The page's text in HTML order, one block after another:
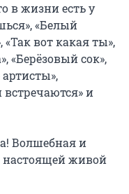
в жизни есть у
«Белый
вот какая ты»,
«Берёзовый сок»,
и
Волшебная и
настоящей живой